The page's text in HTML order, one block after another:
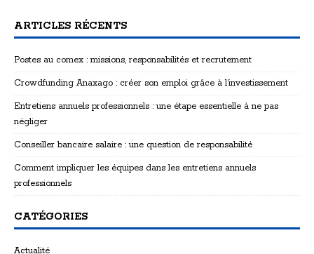
ARTICLES RÉCENTS
Postes au comex : missions, responsabilités et recrutement
Crowdfunding Anaxago : créer son emploi grâce à l’investissement
Entretiens annuels professionnels : une étape essentielle à ne pas
négliger
Conseiller bancaire salaire : une question de responsabilité
Comment impliquer les équipes dans les entretiens annuels
professionnels
CATÉGORIES
Actualité